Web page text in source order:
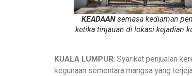
KEADAAN semasa kediaman
ketika tinjauan di lokasi kejadian
KUALA LUMPUR: Syarikat penjualan
kegunaan sementara mangsa yang